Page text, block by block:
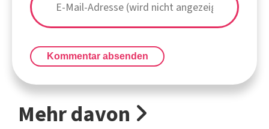
Kommentar absenden
Mehr davon